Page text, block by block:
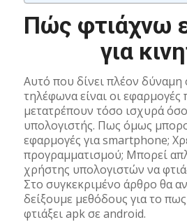
Πώς φτιάχνω
για
Αυτό που δίνει πλέον δύναμη
τηλέφωνα είναι οι εφαρμογές
μετατρέπουν τόσο ισχυρά
υπολογιστής. Πως όμως
εφαρμογές για smartphone;
προγραμματισμού; Μπορεί
χρήστης υπολογιστών να
Στο συγκεκριμένο άρθρο θα
δείξουμε μεθόδους για το
φτιάξει apk σε android.